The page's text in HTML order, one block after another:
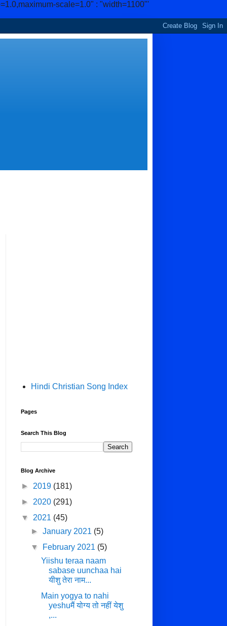
scale=1.0" : "width=1100"'
Hindi Christian Song Index
Pages
Search This Blog
Blog Archive
► 2019 (181)
► 2020 (291)
▼ 2021 (45)
►January 2021 (5)
▼
February 2021 (5)
Yiishu teraa naam
sabase uunchaa hai
यीशु तेरा नाम...
Main yogya to nahi
yeshuमैं योग्य तो नहीं येशु
,...